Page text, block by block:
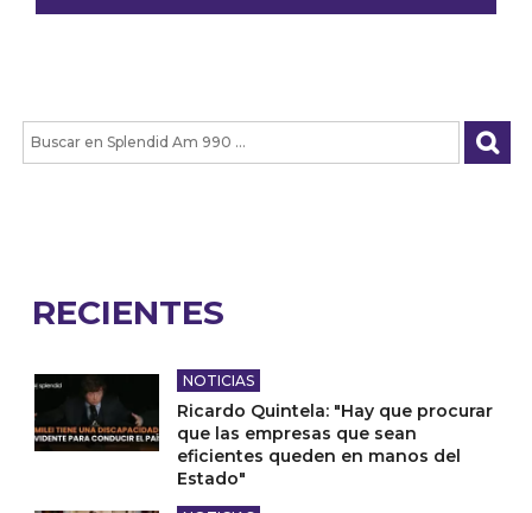
RECIENTES
NOTICIAS
Ricardo Quintela: "Hay que procurar
que las empresas que sean
eficientes queden en manos del
Estado"